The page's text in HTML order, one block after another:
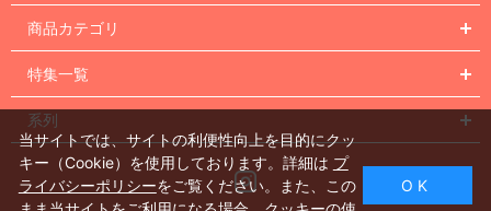
商品カテゴリ
特集一覧
系列
Instagram
当サイトでは、サイトの利便性向上を目的にクッ
キー（Cookie）を使用しております。詳細は プ
ライバシーポリシーをご覧ください。また、この
O K